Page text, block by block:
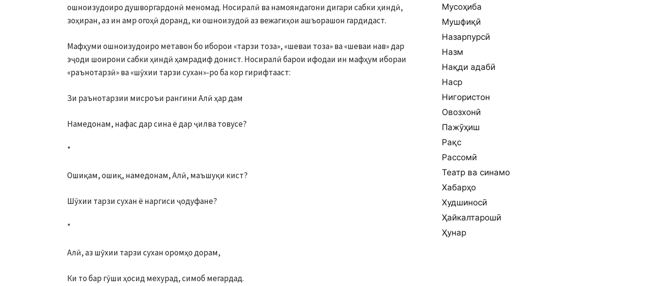
ошноизудоиро душворгардонӣ меномад. Носиралӣ ва намояндагони дигари сабки ҳиндӣ,
зоҳиран, аз ин амр огоҳӣ доранд, ки ошноизудоӣ аз вежагиҳои ашъорашон гардидаст.
Мафҳуми ошноизудоиро метавон бо иборои «тарзи тоза», «шеваи тоза» ва «шеваи нав» дар
эҷоди шоирони сабки ҳиндӣ ҳамрадиф донист. Носиралӣ барои ифодаи ин мафҳум ибораи
«раънотарзӣ» ва «шӯхии тарзи сухан»-ро ба кор гирифтааст:
Зи раънотарзии мисроъи рангини Алӣ ҳар дам
Намедонам, нафас дар сина ё дар ҷилва товусе?
*
Ошиқам, ошиқ, намедонам, Алӣ, маъшуқи кист?
Шӯхии тарзи сухан ё наргиси ҷодуфане?
*
Алӣ, аз шӯхии тарзи сухан оромҳо дорам,
Ки то бар гӯши ҳосид мехурад, симоб мегардад.
Мусоҳиба
Мушфиқӣ
Назарпурсӣ
Назм
Нақди адабӣ
Наср
Нигористон
Овозхонӣ
Пажӯҳиш
Рақс
Рассомӣ
Театр ва синамо
Хабарҳо
Худшиносӣ
Ҳайкалтарошӣ
Ҳунар